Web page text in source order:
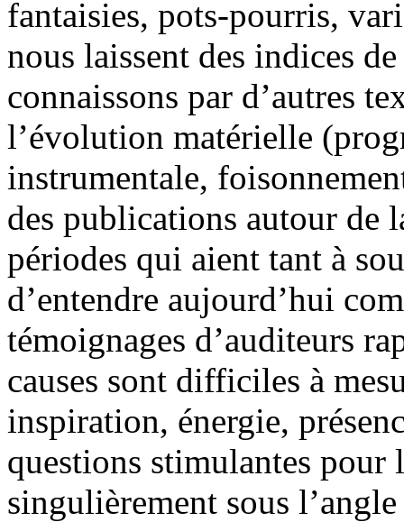
fantaisies, pots-pourris,
nous laissent des indices
connaissons par d’autres
l’évolution matérielle
instrumentale,
des publications autour de
périodes qui aient tant à
d’entendre aujourd’hui
témoignages d’auditeurs
causes sont difficiles à
inspiration, énergie,
questions stimulantes pour
singulièrement sous